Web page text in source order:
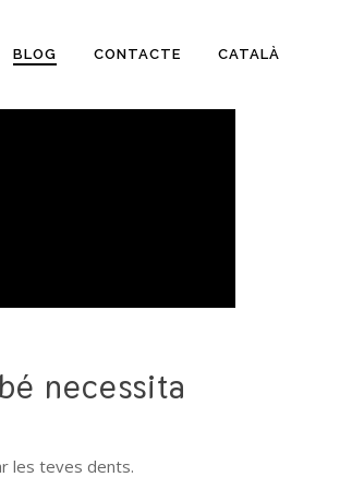
BLOG CONTACTE CATALÀ
necessita
les teves dents.